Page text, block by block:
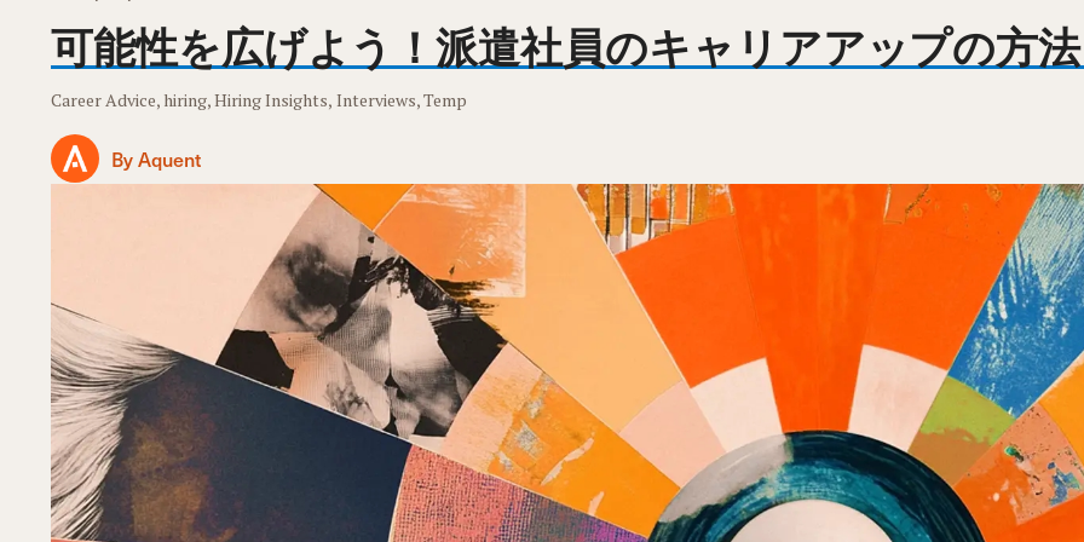
可能性を広げよう！派遣社員のキャリアアップの方
Career Advice, hiring, Hiring Insights, Interviews, Temp
By Aquent